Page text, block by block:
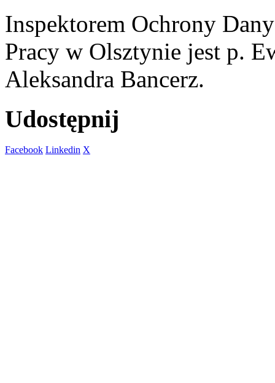
Inspektorem Ochrony
Pracy w Olsztynie jest p.
Aleksandra Bancerz.
Udostępnij
Facebook Linkedin X